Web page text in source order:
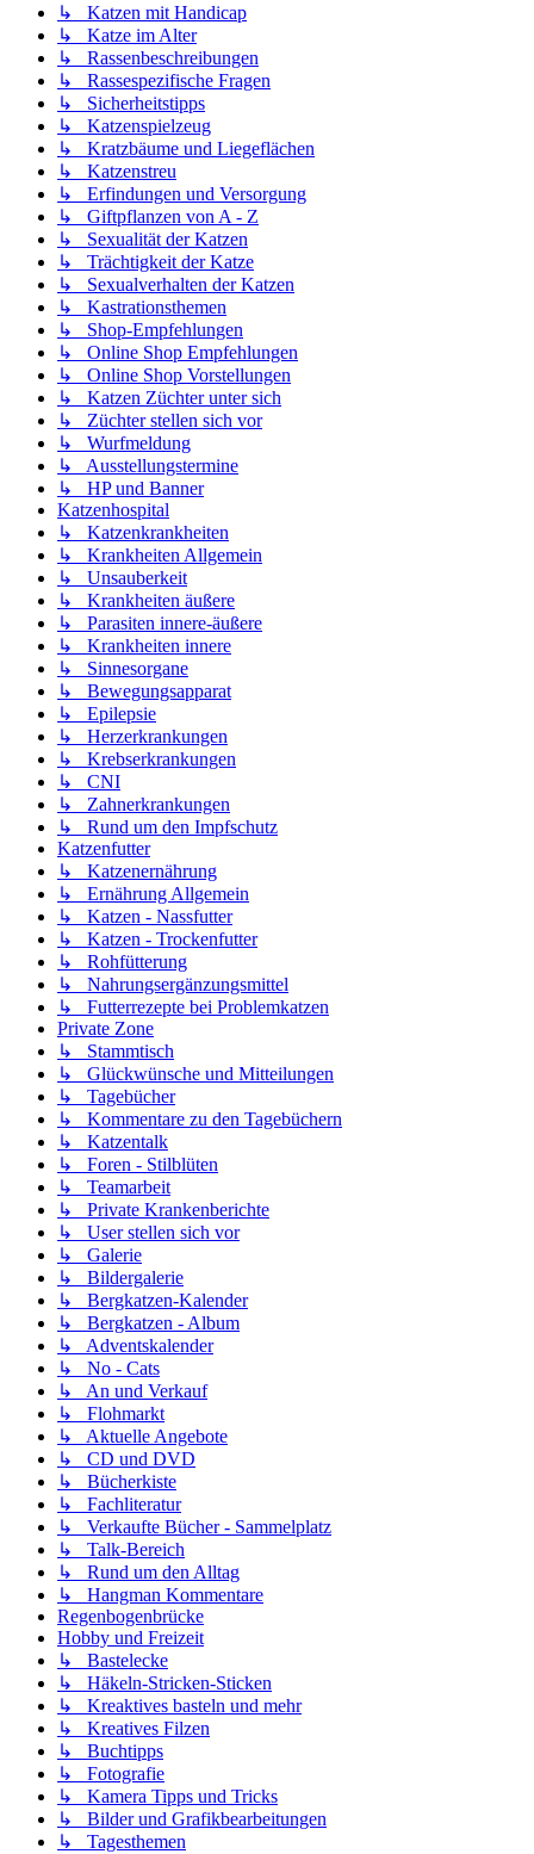
↳ Katzen mit Handicap
↳ Katze im Alter
↳ Rassenbeschreibungen
↳ Rassespezifische Fragen
↳ Sicherheitstipps
↳ Katzenspielzeug
↳ Kratzbäume und Liegeflächen
↳ Katzenstreu
↳ Erfindungen und Versorgung
↳ Giftpflanzen von A - Z
↳ Sexualität der Katzen
↳ Trächtigkeit der Katze
↳ Sexualverhalten der Katzen
↳ Kastrationsthemen
↳ Shop-Empfehlungen
↳ Online Shop Empfehlungen
↳ Online Shop Vorstellungen
↳ Katzen Züchter unter sich
↳ Züchter stellen sich vor
↳ Wurfmeldung
↳ Ausstellungstermine
↳ HP und Banner
Katzenhospital
↳ Katzenkrankheiten
↳ Krankheiten Allgemein
↳ Unsauberkeit
↳ Krankheiten äußere
↳ Parasiten innere-äußere
↳ Krankheiten innere
↳ Sinnesorgane
↳ Bewegungsapparat
↳ Epilepsie
↳ Herzerkrankungen
↳ Krebserkrankungen
↳ CNI
↳ Zahnerkrankungen
↳ Rund um den Impfschutz
Katzenfutter
↳ Katzenernährung
↳ Ernährung Allgemein
↳ Katzen - Nassfutter
↳ Katzen - Trockenfutter
↳ Rohfütterung
↳ Nahrungsergänzungsmittel
↳ Futterrezepte bei Problemkatzen
Private Zone
↳ Stammtisch
↳ Glückwünsche und Mitteilungen
↳ Tagebücher
↳ Kommentare zu den Tagebüchern
↳ Katzentalk
↳ Foren - Stilblüten
↳ Teamarbeit
↳ Private Krankenberichte
↳ User stellen sich vor
↳ Galerie
↳ Bildergalerie
↳ Bergkatzen-Kalender
↳ Bergkatzen - Album
↳ Adventskalender
↳ No - Cats
↳ An und Verkauf
↳ Flohmarkt
↳ Aktuelle Angebote
↳ CD und DVD
↳ Bücherkiste
↳ Fachliteratur
↳ Verkaufte Bücher - Sammelplatz
↳ Talk-Bereich
↳ Rund um den Alltag
↳ Hangman Kommentare
Regenbogenbrücke
Hobby und Freizeit
↳ Bastelecke
↳ Häkeln-Stricken-Sticken
↳ Kreaktives basteln und mehr
↳ Kreatives Filzen
↳ Buchtipps
↳ Fotografie
↳ Kamera Tipps und Tricks
↳ Bilder und Grafikbearbeitungen
↳ Tagesthemen